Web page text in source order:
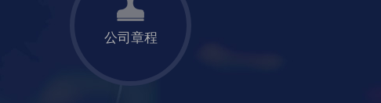
公司章程